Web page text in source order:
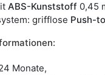
ABS-Kunststoff 0,45
grifflose Push-
Monate,